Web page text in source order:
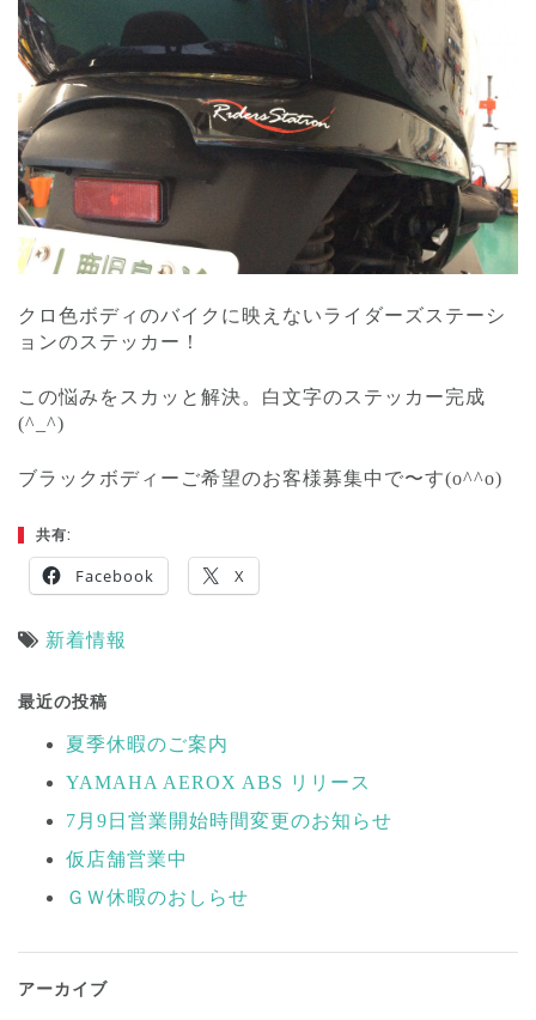
クロ色ボディのバイクに映えないライダーズステーシ
ョンのステッカー！
この悩みをスカッと解決。白文字のステッカー完成
(^_^)
ブラックボディーご希望のお客様募集中で〜す(o^^o)
共有:
Facebook X
新着情報
稿
ナ
ゲ
ー
シ
ン
最近の投稿
夏季休暇のご案内
YAMAHA AEROX ABS リリース
7月9日営業開始時間変更のお知らせ
仮店舗営業中
ＧＷ休暇のおしらせ
アーカイブ